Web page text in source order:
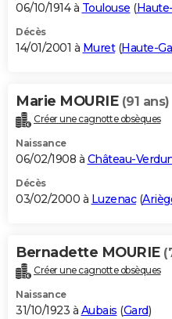
06/10/1914 à Toulouse (
Décès
14/01/2001 à Muret(Haute-
Marie MOURIE (91 ans)
Créer une cagnotte obsèques
Naissance
06/02/1908 à Château-
Décès
03/02/2000 à Luzenac(
Bernadette MOURIE
Créer une cagnotte obsèques
Naissance
31/10/1923 à Aubais (Gard)